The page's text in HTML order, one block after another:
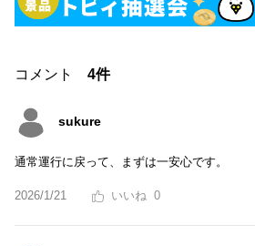
コメント 4件
sukure
通常運行に戻って、まずは一安心です。
2026/1/21 0